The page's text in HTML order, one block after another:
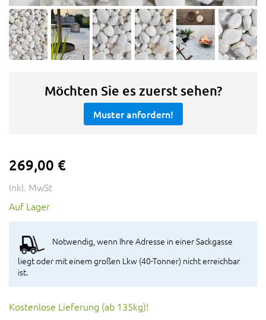
Möchten Sie es zuerst sehen?
Muster anfordern!
269,00 €
Inkl. MwSt
Auf Lager
Notwendig, wenn Ihre Adresse in einer Sackgasse
liegt oder mit einem großen Lkw (40-Tonner) nicht erreichbar
ist.
Kostenlose Lieferung (ab 135kg)!